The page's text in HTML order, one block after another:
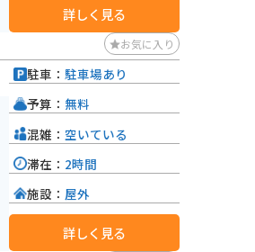
詳しく見る
お気に入り
駐車： 駐車場あり
予算： 無料
混雑： 空いている
滞在： 2時間
施設： 屋外
詳しく見る